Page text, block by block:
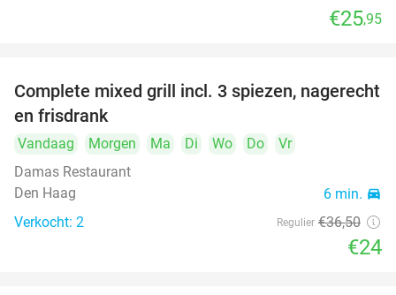
food
food
€25,95
34%
Complete mixed grill incl. 3 spiezen, nagerecht
en frisdrank
Vandaag Morgen Ma Di Wo Do
Vr
Damas Restaurant
Den Haag
6 min. directions_car
Verkocht: 2 Regulier €36,50
€24